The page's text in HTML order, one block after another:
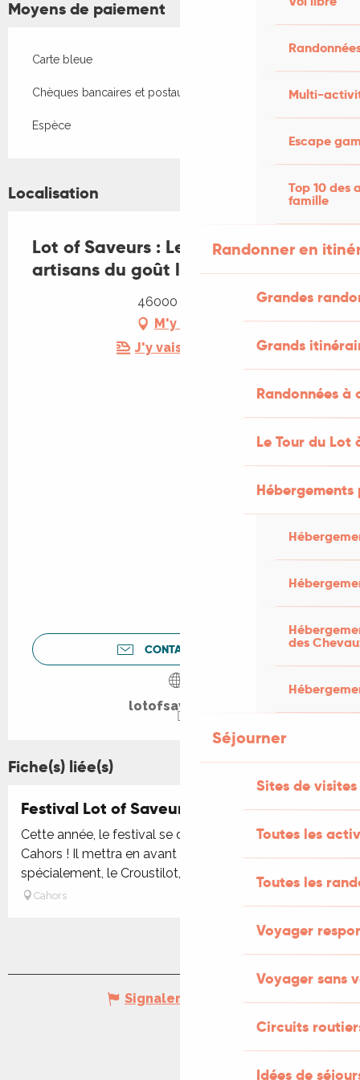
Multi-
Escape
Top 10 des
famille
Randonner en
Grandes
Grands
Randonnées
Le Tour du Lot
des
Séjourner
Sites de visites
Toutes les
Toutes les
Voyager
Voyager sans
Circuits
Idées de
Moyens de paiement
Carte bleue
Chèques bancaires et postaux
Espèce
Localisation
Lot of Saveurs : Le brunch des
artisans du goût lotois
46000 Cahors
M'y rendre
J'y vais en train !
CONTACTEZ-NOUS
lotofsaveurs.fr
Fiche(s) liée(s)
Festival Lot of Saveurs
Cette année, le festival se déroulera les 27 et 28 juin à
Cahors ! Il mettra en avant les produits locaux et, plus
spécialement, le Croustilot, produit vedette de...
Cahors
Signaler une erreur